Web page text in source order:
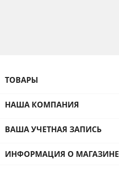
ТОВАРЫ
НАША КОМПАНИЯ
ВАША УЧЕТНАЯ ЗАПИСЬ
ИНФОРМАЦИЯ О МАГАЗИНЕ